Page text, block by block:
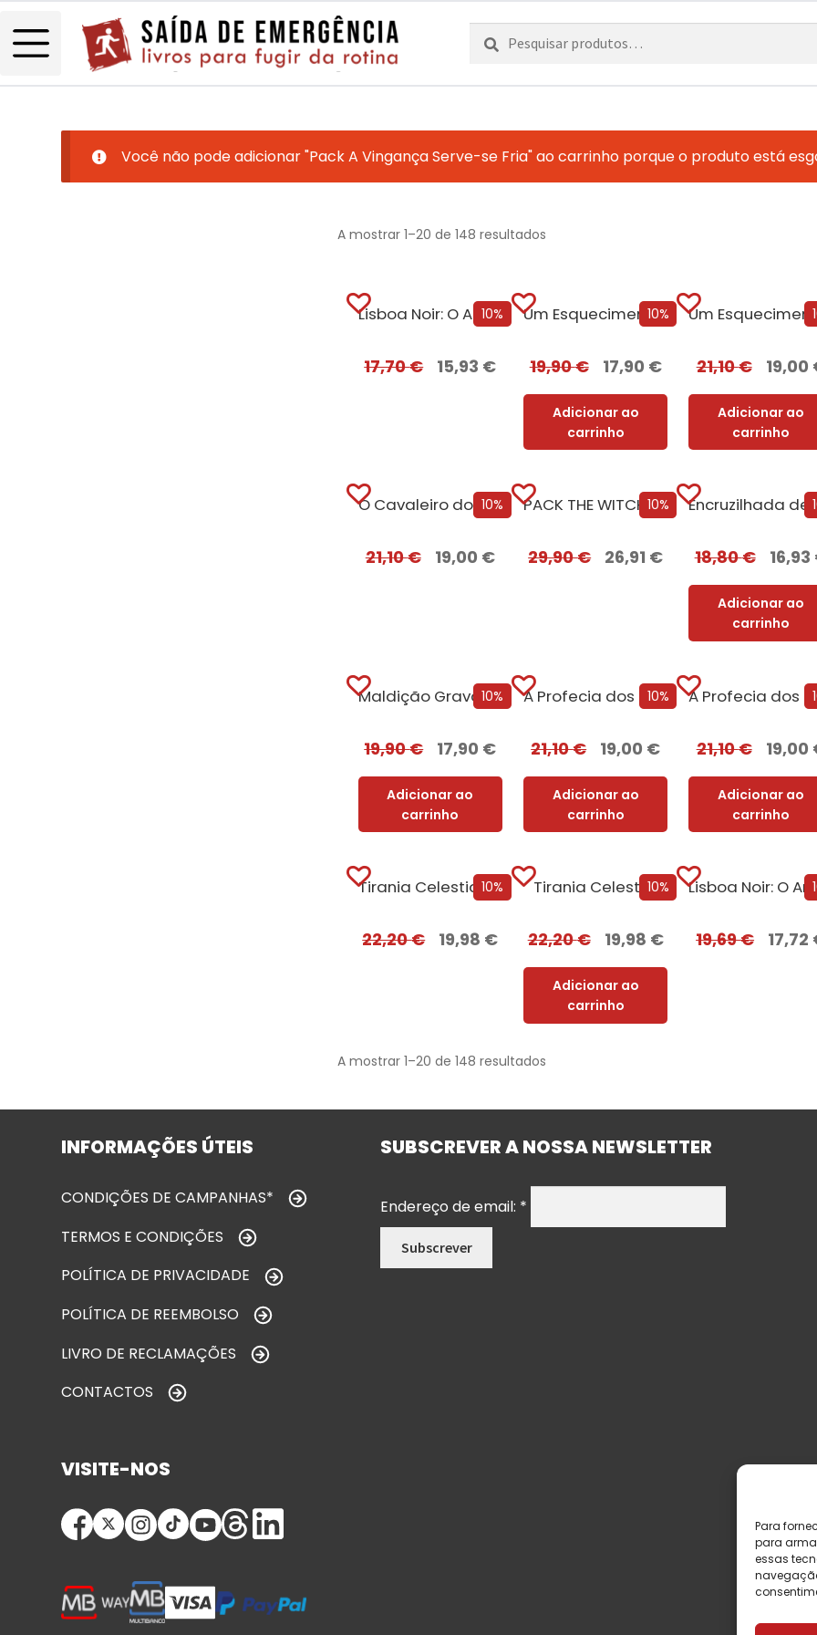
Para
para
essas
Pesquisar
por:
Pesquisa
Você não pode adicionar "Pack A Vingança Serve-se Fria" ao carrinho porque o produto está
A mostrar 1–20 de 148 resultados
10%
Lisboa Noir: O Ano Negro de 1929 [Edição Autografada]
17,70€ 15,93 €
10%
Um Esquecimento Sombrio
19,90€ 17,90 €
Adicionar ao
carrinho
21,10€ 19,00
Adicionar ao
carrinho
10%
O Cavaleiro dos Sete Reinos [Nova Edição] com EDGES
21,10€ 19,00 €
10%
PACK THE WITCHER – Oferta de A Torre dos Loucos
29,90€ 26,91 € 18,80€ 16,93
Adicionar ao
carrinho
10%
Maldição Gravada em Osso
19,90€ 17,90 €
Adicionar ao
carrinho
10%
A Profecia dos Dois Lobos + Oferta A Filha do Irlandês
21,10€ 19,00 €
Adicionar ao
carrinho
A
21,10€ 19,00
Adicionar ao
carrinho
10%
Tirania Celestial + Oferta GILD
22,20€ 19,98 €
10%
Tirania Celestial
22,20€ 19,98 €
Adicionar ao
carrinho
19,69€ 17,72
A mostrar 1–20 de 148 resultados
INFORMAÇÕES ÚTEIS
CONDIÇÕES DE CAMPANHAS*
TERMOS E CONDIÇÕES
POLÍTICA DE PRIVACIDADE
POLÍTICA DE REEMBOLSO
LIVRO DE RECLAMAÇÕES
CONTACTOS
SUBSCREVER A NOSSA NEWSLETTER
Endereço de email: *
VISITE-NOS